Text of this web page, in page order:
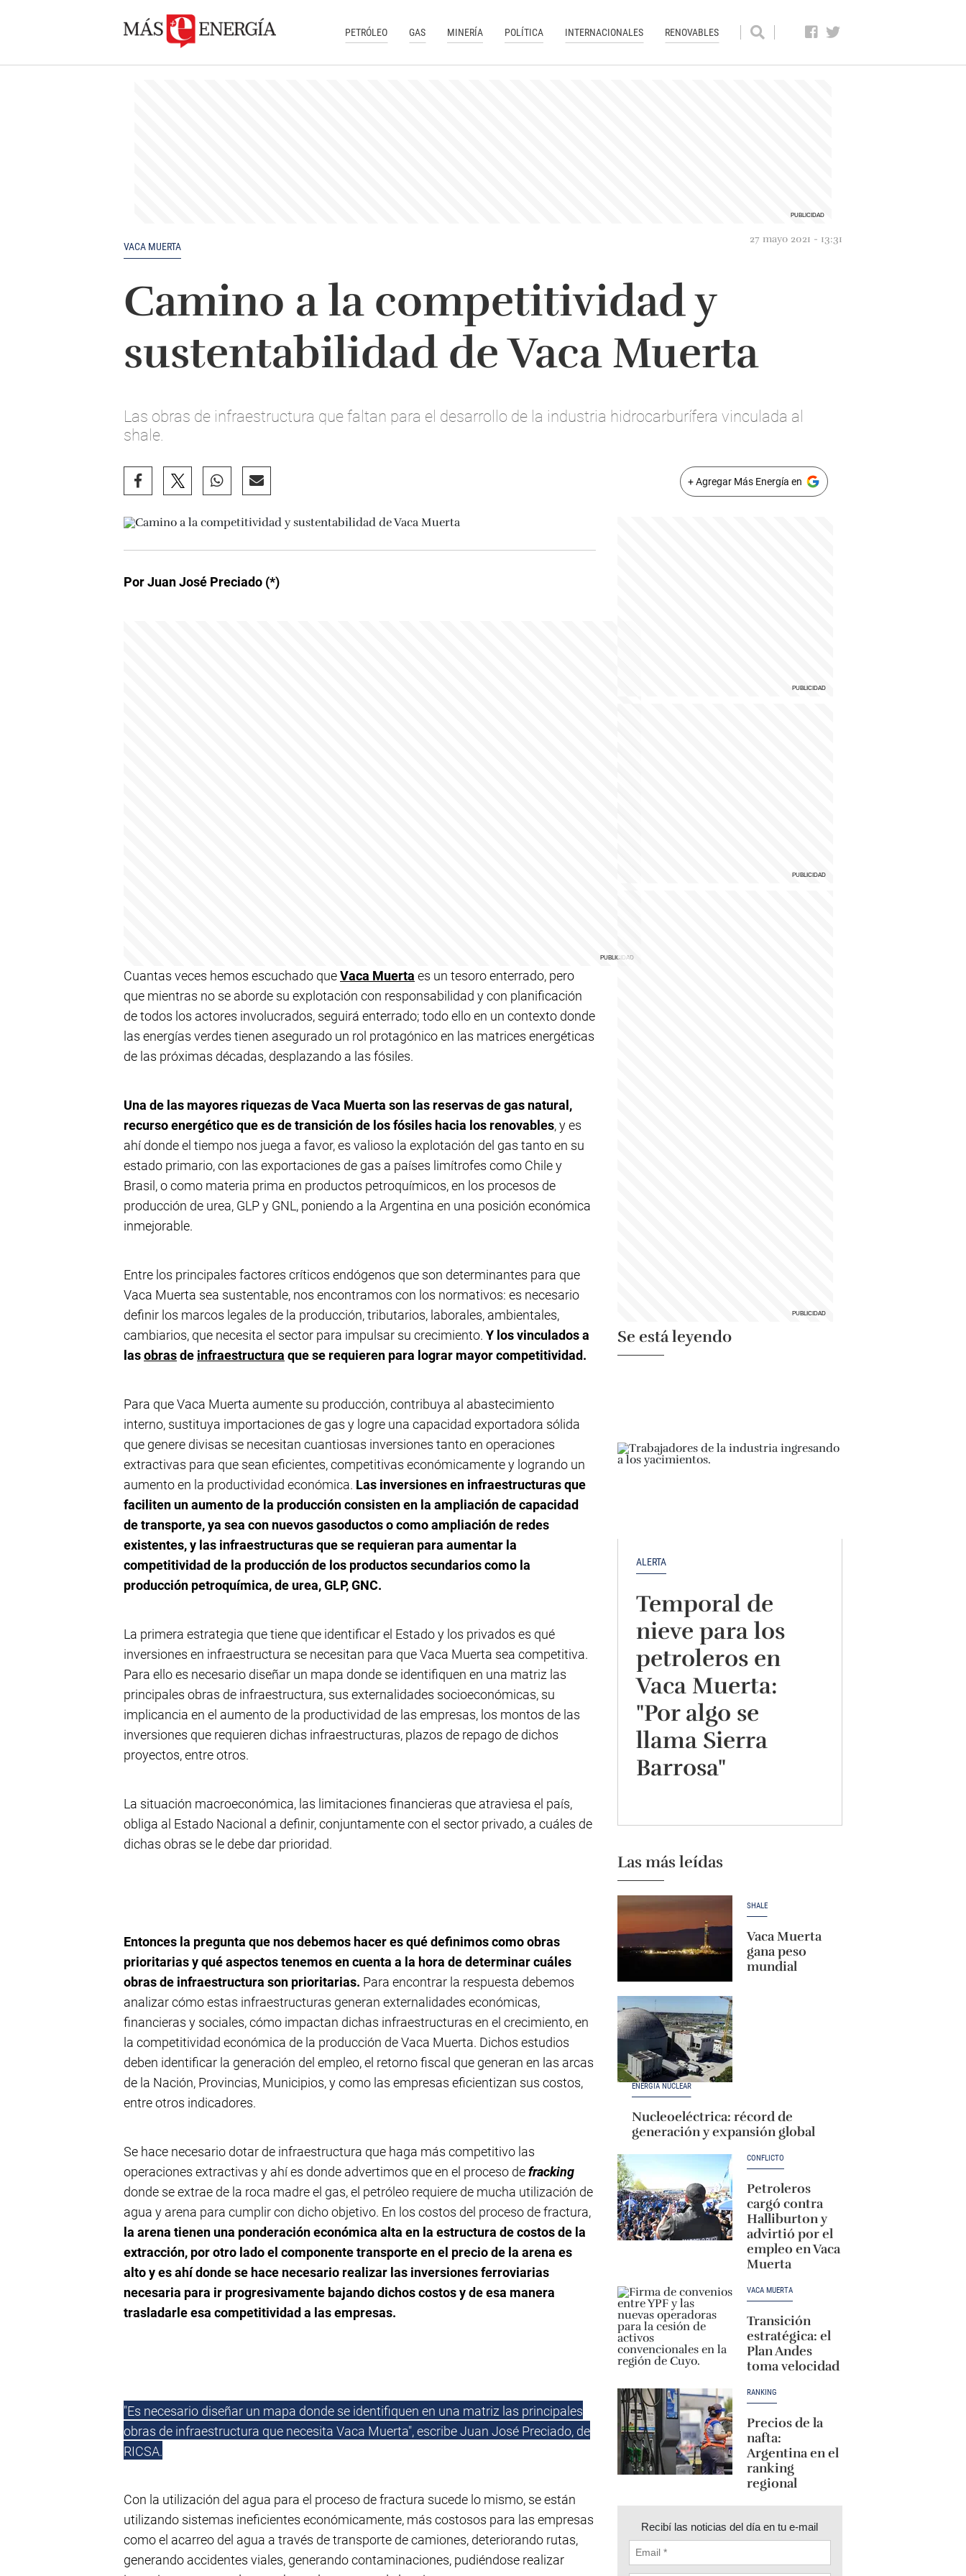
PETRÓLEO GAS MINERÍA POLÍTICA INTERNACIONALES RENOVABLES
VACA MUERTA
27 mayo 2021 - 13:31
Camino a la competitividad y
sustentabilidad de Vaca Muerta
Las obras de infraestructura que faltan para el desarrollo de la industria hidrocarburífera vinculada al
shale.
+ Agregar Más Energía en
Por Juan José Preciado (*)
Cuantas veces hemos escuchado queVaca Muerta es un tesoro enterrado, pero
que mientras no se aborde su explotación con responsabilidad y con planificación
de todos los actores involucrados, seguirá enterrado; todo ello en un contexto donde
las energías verdes tienen asegurado un rol protagónico en las matrices energéticas
de las próximas décadas, desplazando a las fósiles.
Una de las mayores riquezas de Vaca Muerta son las reservas de gas natural,
recurso energético que es de transición de los fósiles hacia los renovables, y es
ahí donde el tiempo nos juega a favor, es valioso la explotación del gas tanto en su
estado primario, con las exportaciones de gas a países limítrofes como Chile y
Brasil, o como materia prima en productos petroquímicos, en los procesos de
producción de urea, GLP y GNL, poniendo a la Argentina en una posición económica
inmejorable.
Entre los principales factores críticos endógenos que son determinantes para que
Vaca Muerta sea sustentable, nos encontramos con los normativos: es necesario
definir los marcos legales de la producción, tributarios, laborales, ambientales,
cambiarios, que necesita el sector para impulsar su crecimiento. Y los vinculados a
lasobrasde infraestructura que se requieren para lograr mayor competitividad.
Para que Vaca Muerta aumente su producción, contribuya al abastecimiento
interno, sustituya importaciones de gas y logre una capacidad exportadora sólida
que genere divisas se necesitan cuantiosas inversiones tanto en operaciones
extractivas para que sean eficientes, competitivas económicamente y logrando un
aumento en la productividad económica. Las inversiones en infraestructuras que
faciliten un aumento de la producción consisten en la ampliación de capacidad
de transporte, ya sea con nuevos gasoductos o como ampliación de redes
existentes, y las infraestructuras que se requieran para aumentar la
competitividad de la producción de los productos secundarios como la
producción petroquímica, de urea, GLP, GNC.
La primera estrategia que tiene que identificar el Estado y los privados es qué
inversiones en infraestructura se necesitan para que Vaca Muerta sea competitiva.
Para ello es necesario diseñar un mapa donde se identifiquen en una matriz las
principales obras de infraestructura, sus externalidades socioeconómicas, su
implicancia en el aumento de la productividad de las empresas, los montos de las
inversiones que requieren dichas infraestructuras, plazos de repago de dichos
proyectos, entre otros.
La situación macroeconómica, las limitaciones financieras que atraviesa el país,
obliga al Estado Nacional a definir, conjuntamente con el sector privado, a cuáles de
dichas obras se le debe dar prioridad.
Entonces la pregunta que nos debemos hacer es qué definimos como obras
prioritarias y qué aspectos tenemos en cuenta a la hora de determinar cuáles
obras de infraestructura son prioritarias. Para encontrar la respuesta debemos
analizar cómo estas infraestructuras generan externalidades económicas,
financieras y sociales, cómo impactan dichas infraestructuras en el crecimiento, en
la competitividad económica de la producción de Vaca Muerta. Dichos estudios
deben identificar la generación del empleo, el retorno fiscal que generan en las arcas
de la Nación, Provincias, Municipios, y como las empresas eficientizan sus costos,
entre otros indicadores.
Se hace necesario dotar de infraestructura que haga más competitivo las
operaciones extractivas y ahí es donde advertimos que en el proceso defracking
donde se extrae de la roca madre el gas, el petróleo requiere de mucha utilización de
agua y arena para cumplir con dicho objetivo. En los costos del proceso de fractura,
la arena tienen una ponderación económica alta en la estructura de costos de la
extracción, por otro lado el componente transporte en el precio de la arena es
alto y es ahí donde se hace necesario realizar las inversiones ferroviarias
necesaria para ir progresivamente bajando dichos costos y de esa manera
trasladarle esa competitividad a las empresas.
"Es necesario diseñar un mapa donde se identifiquen en una matriz las principales
obras de infraestructura que necesita Vaca Muerta", escribe Juan José Preciado, de
RICSA.
Con la utilización del agua para el proceso de fractura sucede lo mismo, se están
utilizando sistemas ineficientes económicamente, más costosos para las empresas
como el acarreo del agua a través de transporte de camiones, deteriorando rutas,
generando accidentes viales, generando contaminaciones, pudiéndose realizar
Se está leyendo
ALERTA
Temporal de
nieve para los
petroleros en
Vaca Muerta:
"Por algo se
llama Sierra
Barrosa"
Las más leídas
SHALE
Vaca Muerta
gana peso
mundial
ENERGÍA NUCLEAR
Nucleoeléctrica: récord de
generación y expansión global
CONFLICTO
Petroleros
cargó contra
Halliburton y
advirtió por el
empleo en Vaca
Muerta
VACA MUERTA
Transición
estratégica: el
Plan Andes
toma velocidad
RANKING
Precios de la
nafta:
Argentina en el
ranking
regional
Recibí las noticias del día en tu e-mail